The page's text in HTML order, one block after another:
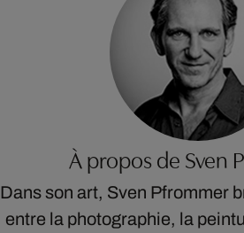
À propos de Sven
Dans son art, Sven Pfrommer
entre la photographie, la